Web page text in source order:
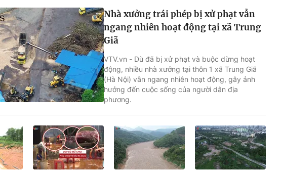
Nhà xưởng trái phép bị xử phạt vẫn
ngang nhiên hoạt động tại xã Trung
Giã
VTV.vn - Dù đã bị xử phạt và buộc dừng hoạt
động, nhiều nhà xưởng tại thôn 1 xã Trung Giã
(Hà Nội) vẫn ngang nhiên hoạt động, gây ảnh
hưởng đến cuộc sống của người dân địa
phương.